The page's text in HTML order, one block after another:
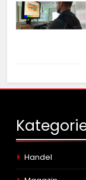
Handel